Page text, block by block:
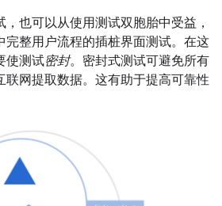
也可以从使用测试双胞胎中受益，
完整用户流程的插桩界面测试。在这
使测试密封。密封式测试可避免所有
联网提取数据。这有助于提高可靠性